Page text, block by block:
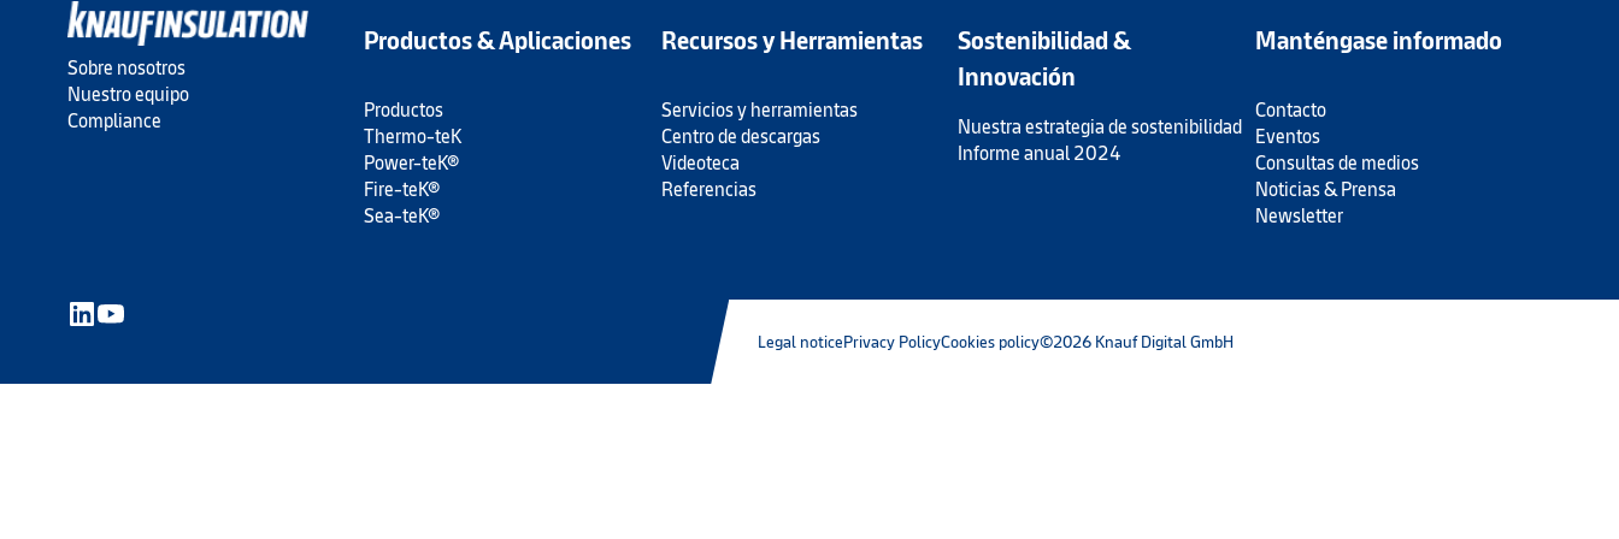
Sobre nosotros
Nuestro equipo
Compliance
Productos & Aplicaciones
Productos
Thermo-teK
Power-teK®
Fire-teK®
Sea-teK®
Recursos y Herramientas
Servicios y herramientas
Centro de descargas
Videoteca
Referencias
Sostenibilidad &
Innovación
Nuestra estrategia de sostenibilidad
Informe anual 2024
Manténgase informado
Contacto
Eventos
Consultas de medios
Noticias & Prensa
Newsletter
Legal noticePrivacy PolicyCookies policy©2026 Knauf Digital GmbH